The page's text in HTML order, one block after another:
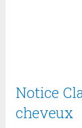
Notice
cheveux